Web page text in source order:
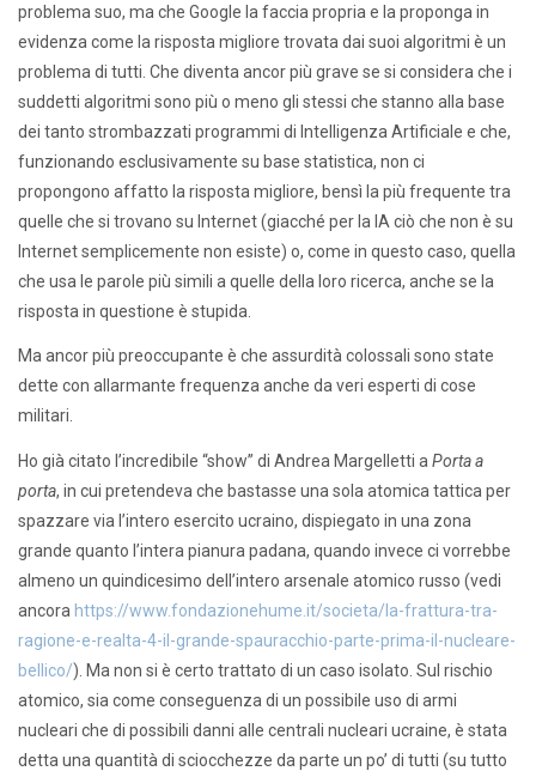
problema suo, ma che Google la faccia propria e la proponga in
evidenza come la risposta migliore trovata dai suoi algoritmi è un
problema di tutti. Che diventa ancor più grave se si considera che i
suddetti algoritmi sono più o meno gli stessi che stanno alla base
dei tanto strombazzati programmi di Intelligenza Artificiale e che,
funzionando esclusivamente su base statistica, non ci
propongono affatto la risposta migliore, bensì la più frequente tra
quelle che si trovano su Internet (giacché per la IA ciò che non è su
Internet semplicemente non esiste) o, come in questo caso, quella
che usa le parole più simili a quelle della loro ricerca, anche se la
risposta in questione è stupida.
Ma ancor più preoccupante è che assurdità colossali sono state
dette con allarmante frequenza anche da veri esperti di cose
militari.
Ho già citato l’incredibile “show” di Andrea Margelletti a Porta a
porta, in cui pretendeva che bastasse una sola atomica tattica per
spazzare via l’intero esercito ucraino, dispiegato in una zona
grande quanto l’intera pianura padana, quando invece ci vorrebbe
almeno un quindicesimo dell’intero arsenale atomico russo (vedi
ancora https://www.fondazionehume.it/societa/la-frattura-tra-
ragione-e-realta-4-il-grande-spauracchio-parte-prima-il-nucleare-
bellico/). Ma non si è certo trattato di un caso isolato. Sul rischio
atomico, sia come conseguenza di un possibile uso di armi
nucleari che di possibili danni alle centrali nucleari ucraine, è stata
detta una quantità di sciocchezze da parte un po’ di tutti (su tutto